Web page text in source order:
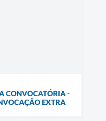
CONVOCATÓRIA -
EXTRA